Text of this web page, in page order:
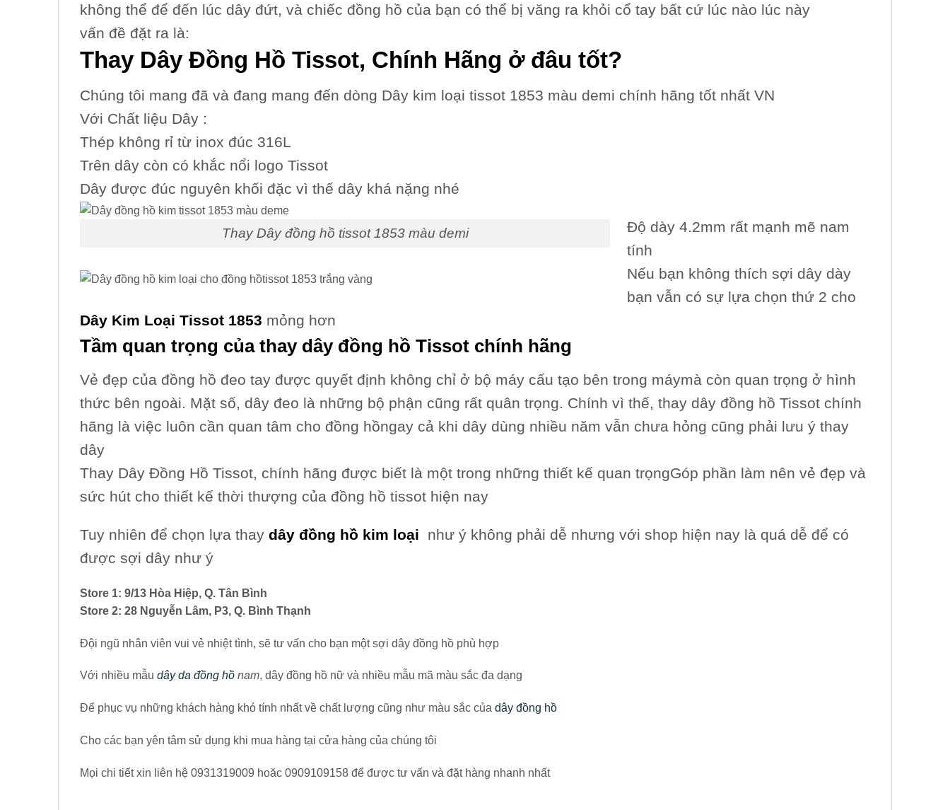
không thể để đến lúc dây đứt, và chiếc đồng hồ của bạn có thể bị văng ra khỏi cổ tay bất cứ lúc nào lúc này
vấn đề đặt ra là:
Thay Dây Đồng Hồ Tissot, Chính Hãng ở đâu tốt?
Chúng tôi mang đã và đang mang đến dòng Dây kim loại tissot 1853 màu demi chính hãng tốt nhất VN
Với Chất liệu Dây :
Thép không rỉ từ inox đúc 316L
Trên dây còn có khắc nổi logo Tissot
Dây được đúc nguyên khối đặc vì thế dây khá nặng nhé
Thay Dây đồng hồ tissot 1853 màu demi
Độ dày 4.2mm rất mạnh mẽ nam
tính
Nếu bạn không thích sợi dây dày
bạn vẫn có sự lựa chọn thứ 2 cho
Dây Kim Loại Tissot 1853 mỏng hơn
Tầm quan trọng của thay dây đồng hồ Tissot chính hãng
Vẻ đẹp của đồng hồ đeo tay được quyết định không chỉ ở bộ máy cấu tạo bên trong máymà còn quan trọng ở hình
thức bên ngoài. Mặt số, dây đeo là những bộ phận cũng rất quân trọng. Chính vì thế, thay dây đồng hồ Tissot chính
hãng là việc luôn cần quan tâm cho đồng hồngay cả khi dây dùng nhiều năm vẫn chưa hỏng cũng phải lưu ý thay
dây
Thay Dây Đồng Hồ Tissot, chính hãng được biết là một trong những thiết kế quan trọngGóp phần làm nên vẻ đẹp và
sức hút cho thiết kế thời thượng của đồng hồ tissot hiện nay
Tuy nhiên để chọn lựa thay dây đồng hồ kim loại như ý không phải dễ nhưng với shop hiện nay là quá dễ để có
được sợi dây như ý
Store 1: 9/13 Hòa Hiệp, Q. Tân Bình
Store 2: 28 Nguyễn Lâm, P3, Q. Bình Thạnh
Đội ngũ nhân viên vui vẻ nhiệt tình, sẽ tư vấn cho bạn một sợi dây đồng hồ phù hợp
Với nhiều mẫu dây da đồng hồ nam, dây đồng hồ nữ và nhiều mẫu mã màu sắc đa dạng
Để phục vụ những khách hàng khó tính nhất về chất lượng cũng như màu sắc của dây đồng hồ
Cho các bạn yên tâm sử dụng khi mua hàng tại cửa hàng của chúng tôi
Mọi chi tiết xin liên hệ 0931319009 hoăc 0909109158 để được tư vấn và đặt hàng nhanh nhất